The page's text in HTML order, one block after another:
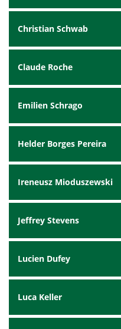
Christian Schwab
Claude Roche
Emilien Schrago
Helder Borges Pereira
Ireneusz Mioduszewski
Jeffrey Stevens
Lucien Dufey
Luca Keller